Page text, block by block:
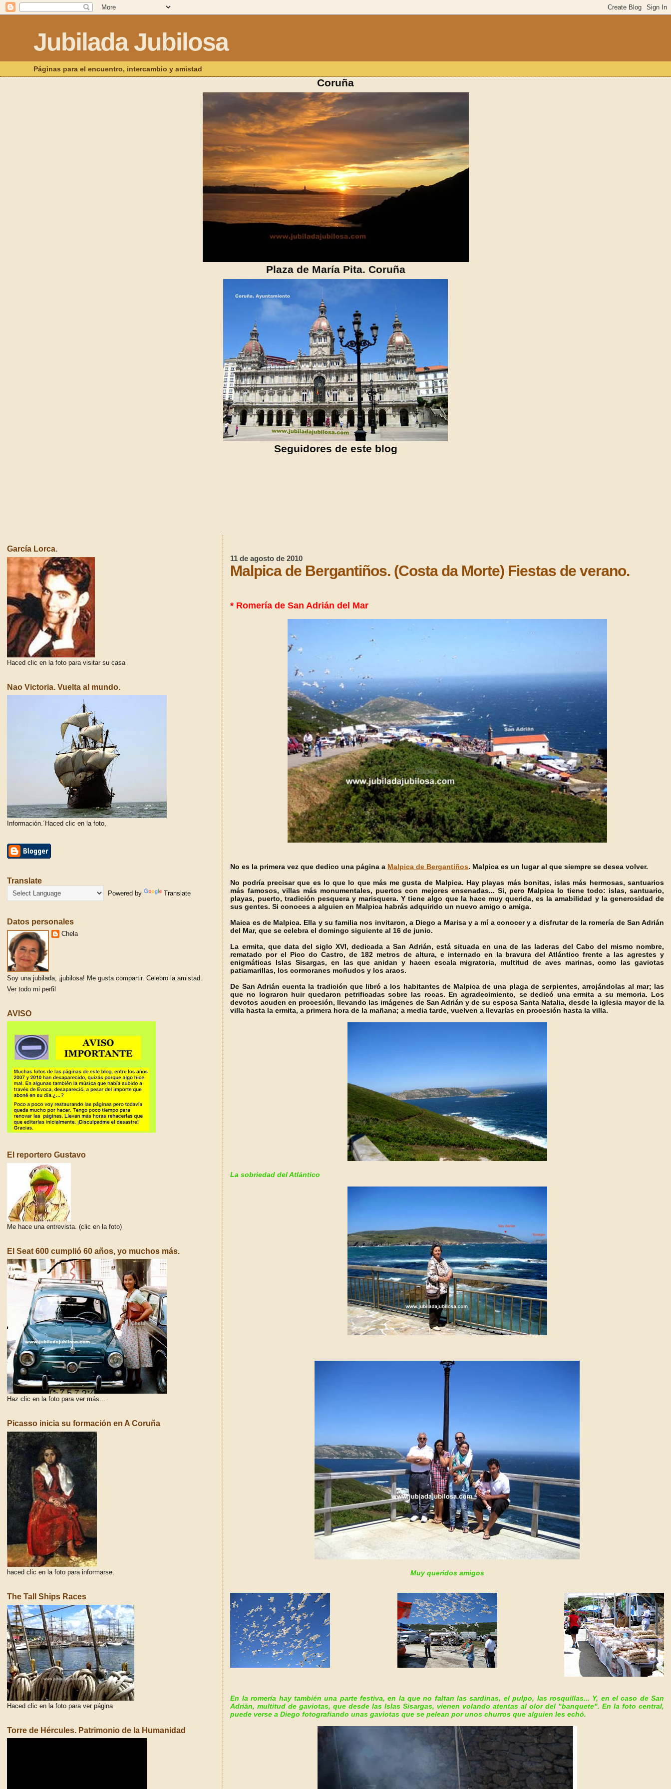
Jubilada Jubilosa
Páginas para el encuentro, intercambio y amistad
Coruña
Plaza de María Pita. Coruña
Seguidores de este blog
11 de agosto de 2010
Malpica de Bergantiños. (Costa da Morte) Fiestas de verano.
* Romería de San Adrián del Mar
No es la primera vez que dedico una página a Malpica de Bergantiños. Malpica es un lugar al que siempre se desea volver.
No podría precisar que es lo que lo que más me gusta de Malpica. Hay playas más bonitas, islas más hermosas, santuarios
más famosos, villas más monumentales, puertos con mejores ensenadas... Si, pero Malpica lo tiene todo: islas, santuario,
playas, puerto, tradición pesquera y marisquera. Y tiene algo que la hace muy querida, es la amabilidad y la generosidad de
sus gentes. Si conoces a alguien en Malpica habrás adquirido un nuevo amigo o amiga.
Maica es de Malpica. Ella y su familia nos invitaron, a Diego a Marisa y a mí a conocer y a disfrutar de la romería de San Adrián
del Mar, que se celebra el domingo siguiente al 16 de junio.
La ermita, que data del siglo XVI, dedicada a San Adrián, está situada en una de las laderas del Cabo del mismo nombre,
rematado por el Pico do Castro, de 182 metros de altura, e internado en la bravura del Atlántico frente a las agrestes y
enigmáticas Islas Sisargas, en las que anidan y hacen escala migratoria, multitud de aves marinas, como las gaviotas
patiamarillas, los cormoranes moñudos y los araos.
De San Adrián cuenta la tradición que libró a los habitantes de Malpica de una plaga de serpientes, arrojándolas al mar; las
que no lograron huir quedaron petrificadas sobre las rocas. En agradecimiento, se dedicó una ermita a su memoria. Los
devotos acuden en procesión, llevando las imágenes de San Adrián y de su esposa Santa Natalia, desde la iglesia mayor de la
villa hasta la ermita, a primera hora de la mañana; a media tarde, vuelven a llevarlas en procesión hasta la villa.
La sobriedad del Atlántico
Muy queridos amigos
En la romería hay también una parte festiva, en la que no faltan las sardinas, el pulpo, las rosquillas... Y, en el caso de San
Adrián, multitud de gaviotas, que desde las Islas Sisargas, vienen volando atentas al olor del "banquete".En la foto central,
puede verse a Diego fotografiando unas gaviotas que se pelean por unos churros que alguien les echó.
García Lorca.
Haced clic en la foto para visitar su casa
Nao Victoria. Vuelta al mundo.
Información.´Haced clic en la foto,
Translate
Powered by Translate
Datos personales
Chela
Soy una jubilada, ¡jubilosa! Me gusta compartir. Celebro la amistad.
Ver todo mi perfil
AVISO
El reportero Gustavo
Me hace una entrevista. (clic en la foto)
El Seat 600 cumplió 60 años, yo muchos más.
Haz clic en la foto para ver más...
Picasso inicia su formación en A Coruña
haced clic en la foto para informarse.
The Tall Ships Races
Haced clic en la foto para ver página
Torre de Hércules. Patrimonio de la Humanidad